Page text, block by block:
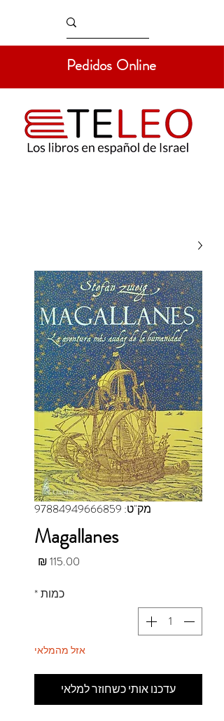
Pedidos Online
מק"ט: 97884949666859
Magallanes
כמות*
אזל מהמלאי
עדכנו אותי כשחוזר למלאי